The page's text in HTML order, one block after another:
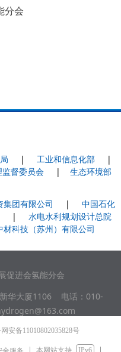
分会
促进会氢能分会
华大厦1106 电话：010-
| 工业和信息化部 |
督委员会 | 生态环境部
集团有限公司 | 中国石化
| 水电水利规划设计总院
材科技（苏州）有限公司
安备11010802035828号
本网站支持 IPv6